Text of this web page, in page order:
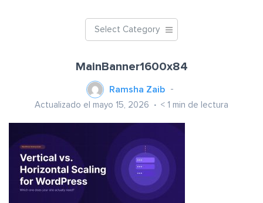
Select Category
MainBanner1600x84
Ramsha Zaib
Actualizado el mayo 15, 2026 < 1 min de lectura